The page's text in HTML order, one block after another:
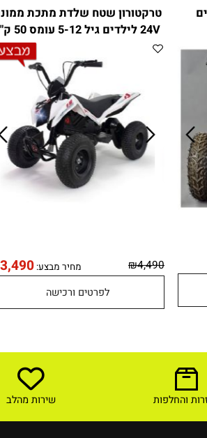
טרקטורון שטח שלדת מתכת ממונע
250664 עם גלגלי גומי
לפרטים ורכישה